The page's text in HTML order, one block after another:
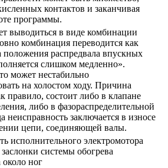
контактов и заканчивая
программы.
выводиться в виде комбинации
комбинация переводится как
положения распредвала впускных
слишком медленно».
может нестабильно
на холостом ходу. Причина
правило, состоит либо в клапане
либо в фазораспределительной
неисправность заключается в износе
цепи, соединяющей валы.
исполнительного электромотора
системы обогрева
около ног